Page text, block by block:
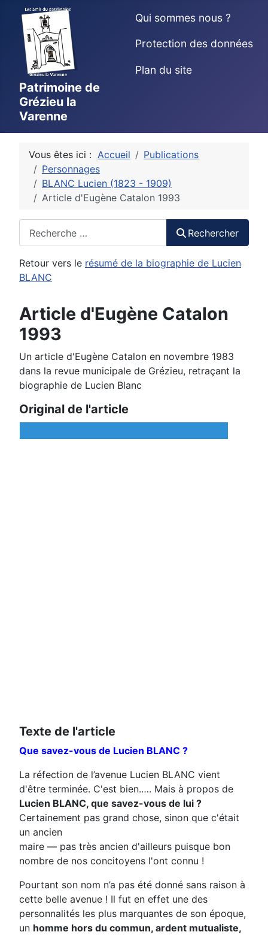
Patrimoine de
Grézieu la
Varenne
Qui sommes nous ?
Protection des données
Plan du site
Vous êtes ici : Accueil
Publications
Personnages
BLANC Lucien (1823 - 1909)
Article d'Eugène Catalon 1993
Rechercher
Retour vers le résumé de la biographie de Lucien
BLANC
Article d'Eugène Catalon
1993
Un article d'Eugène Catalon en novembre 1983
dans la revue municipale de Grézieu, retraçant la
biographie de Lucien Blanc
Original de l'article
Texte de l'article
Que savez-vous de Lucien BLANC ?
La réfection de l’avenue Lucien BLANC vient
d'être terminée. C'est bien.…. Mais à propos de
Lucien BLANC, que savez-vous de lui ?
Certainement pas grand chose, sinon que c'était
un ancien
maire — pas très ancien d'ailleurs puisque bon
nombre de nos concitoyens l'ont connu !
Pourtant son nom n’a pas été donné sans raison à
cette belle avenue ! Il fut en effet une des
personnalités les plus marquantes de son époque,
un homme hors du commun, ardent mutualiste,